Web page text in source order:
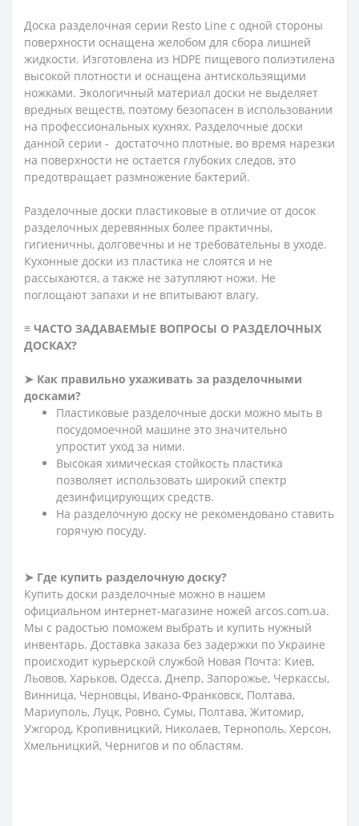
Доска разделочная серии Resto Line с одной стороны
поверхности оснащена желобом для сбора лишней
жидкости. Изготовлена ​​из HDPE пищевого полиэтилена
высокой плотности и оснащена антискользящими
ножками. Экологичный материал доски не выделяет
вредных веществ, поэтому безопасен в использовании
на профессиональных кухнях. Разделочные доски
данной серии - достаточно плотные, во время нарезки
на поверхности не остается глубоких следов, это
предотвращает размножение бактерий.
Разделочные доски пластиковые в отличие от досок
разделочных деревянных более практичны,
гигиеничны, долговечны и не требовательны в уходе.
Кухонные доски из пластика не слоятся и не
рассыхаются, а также не затупляют ножи. Не
поглощают запахи и не впитывают влагу.
≡ ЧАСТО ЗАДАВАЕМЫЕ ВОПРОСЫ О РАЗДЕЛОЧНЫХ
ДОСКАХ?
➤ Как правильно ухаживать за разделочными
досками?
Пластиковые разделочные доски можно мыть в
посудомоечной машине это значительно
упростит уход за ними.
Высокая химическая стойкость пластика
позволяет использовать широкий спектр
дезинфицирующих средств.
На разделочную доску не рекомендовано ставить
горячую посуду.
➤ Где купить разделочную доску?
Купить доски разделочные можно в нашем
официальном интернет-магазине ножей arcos.com.ua.
Мы с радостью поможем выбрать и купить нужный
инвентарь. Доставка заказа без задержки по Украине
происходит курьерской службой Новая Почта: Киев,
Льовов, Харьков, Одесса, Днепр, Запорожье, Черкассы,
Винница, Черновцы, Ивано-Франковск, Полтава,
Мариуполь, Луцк, Ровно, Сумы, Полтава, Житомир,
Ужгород, Кропивницкий, Николаев, Тернополь, Херсон,
Хмельницкий, Чернигов и по областям.